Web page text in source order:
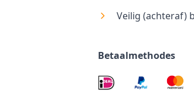
Veilig (achteraf)
Betaalmethodes